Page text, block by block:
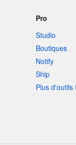
Pro
Studio
Boutiques
Notify
Ship
Plus d'outils